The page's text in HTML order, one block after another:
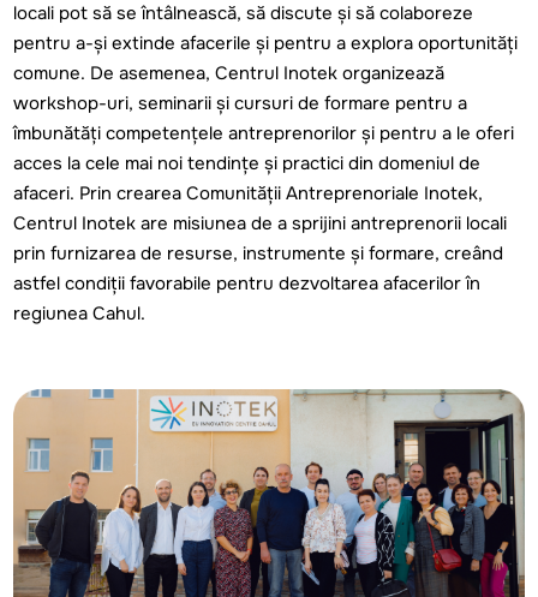
locali pot să se întâlnească, să discute și să colaboreze
pentru a-și extinde afacerile și pentru a explora oportunități
comune. De asemenea, Centrul Inotek organizează
workshop-uri, seminarii și cursuri de formare pentru a
îmbunătăți competențele antreprenorilor și pentru a le oferi
acces la cele mai noi tendințe și practici din domeniul de
afaceri. Prin crearea Comunității Antreprenoriale Inotek,
Centrul Inotek are misiunea de a sprijini antreprenorii locali
prin furnizarea de resurse, instrumente și formare, creând
astfel condiții favorabile pentru dezvoltarea afacerilor în
regiunea Cahul.